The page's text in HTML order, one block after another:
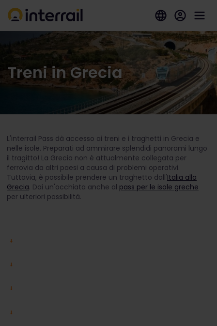
Treni in Grecia
L'interrail Pass dà accesso ai treni e i traghetti in Grecia e
nelle isole. Preparati ad ammirare splendidi panorami lungo
il tragitto! La Grecia non è attualmente collegata per
ferrovia da altri paesi a causa di problemi operativi.
Tuttavia, è possibile prendere un traghetto dall'Italia alla
Grecia. Dai un'occhiata anche al pass per le isole greche
per ulteriori possibilità.